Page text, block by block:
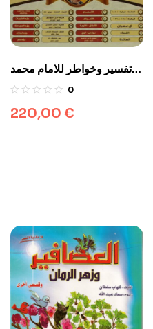
تفسير وخواطر للامام محمد
متولي الشعراوي 20 مجلدا
0
220,00 €